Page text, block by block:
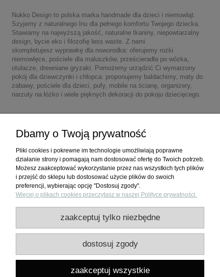
Nukko Design to polska marka handmade dla dzieci i niemowląt.
Szyjemy z naturalnego lnu dla pełnego komfortu Twojego dziecka.
Stawiamy na najwyższą jakość, naturalne tkaniny, niepowtarzalny
design, bycie eko i filozofię less waste. Z nami
skompletujesz wyprawkę dla noworodka: oferujemy rożki
niemowlęce, pościele dla maluszków, prześcieradła po wózka,
otulacze, drewniane gryzaki. Pomożemy urządzić Ci wymarzony
pokój dla dziewczynki i chłopca: proponujemy baldachimy, maty do
zabawy, pościele dla dzieci, pufy, mobile na ścianę, organizery,
narzuty na łóżko i wiele pięknych dekoracji do pokoju dziecięcego.
Zakupy
Pomoc
Moje konto
Informacje
Dbamy o Twoją prywatność
Pliki cookies i pokrewne im technologie umożliwiają poprawne
działanie strony i pomagają nam dostosować ofertę do Twoich potrzeb.
Możesz zaakceptować wykorzystanie przez nas wszystkich tych plików
i przejść do sklepu lub dostosować użycie plików do swoich
preferencji, wybierając opcję "Dostosuj zgody".
Więcej o plikach cookies przeczytasz w naszej Polityce prywatności.
zaakceptuj tylko niezbędne
dostosuj zgody
zaakceptuj wszystkie